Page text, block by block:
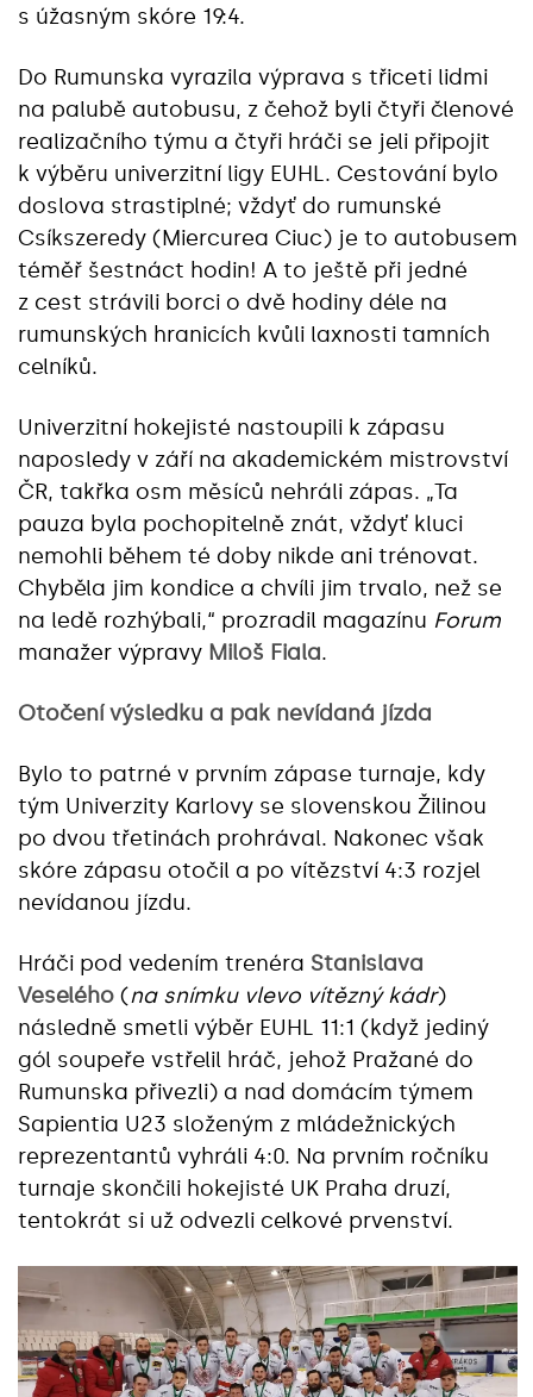
s úžasným skóre 19:4.
Do Rumunska vyrazila výprava s třiceti lidmi
na palubě autobusu, z čehož byli čtyři členové
realizačního týmu a čtyři hráči se jeli připojit
k výběru univerzitní ligy EUHL. Cestování bylo
doslova strastiplné; vždyť do rumunské
Csíkszeredy (Miercurea Ciuc) je to autobusem
téměř šestnáct hodin! A to ještě při jedné
z cest strávili borci o dvě hodiny déle na
rumunských hranicích kvůli laxnosti tamních
celníků.
Univerzitní hokejisté nastoupili k zápasu
naposledy v září na akademickém mistrovství
ČR, takřka osm měsíců nehráli zápas. „Ta
pauza byla pochopitelně znát, vždyť kluci
nemohli během té doby nikde ani trénovat.
Chyběla jim kondice a chvíli jim trvalo, než se
na ledě rozhýbali,“ prozradil magazínu Forum
manažer výpravy Miloš Fiala.
Otočení výsledku a pak nevídaná jízda
Bylo to patrné v prvním zápase turnaje, kdy
tým Univerzity Karlovy se slovenskou Žilinou
po dvou třetinách prohrával. Nakonec však
skóre zápasu otočil a po vítězství 4:3 rozjel
nevídanou jízdu.
Hráči pod vedením trenéra Stanislava
Veselého (na snímku vlevo vítězný kádr)
následně smetli výběr EUHL 11:1 (když jediný
gól soupeře vstřelil hráč, jehož Pražané do
Rumunska přivezli) a nad domácím týmem
Sapientia U23 složeným z mládežnických
reprezentantů vyhráli 4:0. Na prvním ročníku
turnaje skončili hokejisté UK Praha druzí,
tentokrát si už odvezli celkové prvenství.